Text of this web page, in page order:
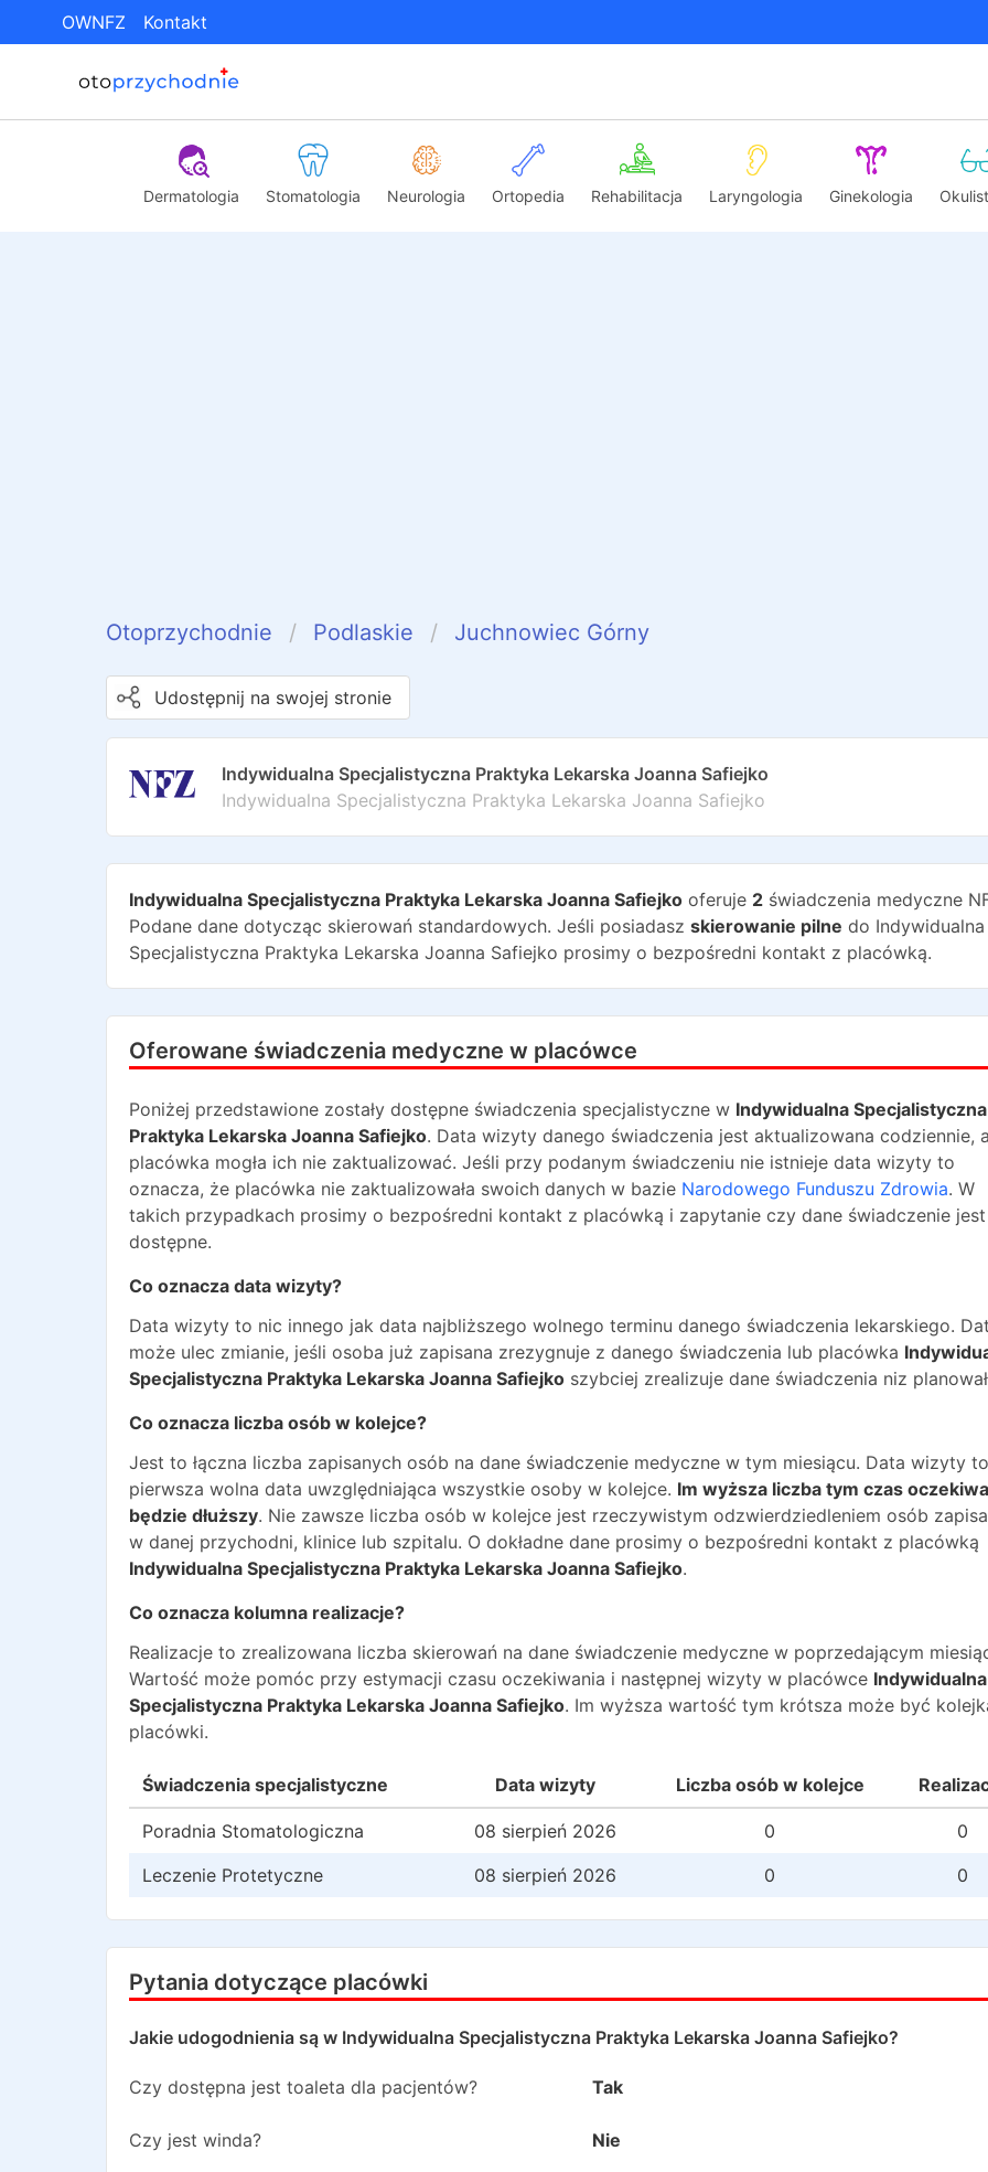
OWNFZ Kontakt
Dermatologia Stomatologia Neurologia Ortopedia Rehabilitacja Laryngologia Ginekologia
Otoprzychodnie Podlaskie Juchnowiec Górny
Udostępnij na swojej stronie
Indywidualna Specjalistyczna Praktyka Lekarska Joanna Safiejko
Indywidualna Specjalistyczna Praktyka Lekarska Joanna Safiejko
Indywidualna Specjalistyczna Praktyka Lekarska Joanna Safiejko oferuje 2 świadczenia medyczne
Podane dane dotycząc skierowań standardowych. Jeśli posiadasz skierowanie pilne do Indywidualna
Specjalistyczna Praktyka Lekarska Joanna Safiejko prosimy o bezpośredni kontakt z placówką.
Oferowane świadczenia medyczne w placówce
Poniżej przedstawione zostały dostępne świadczenia specjalistyczne w Indywidualna Specjalistyczna
Praktyka Lekarska Joanna Safiejko. Data wizyty danego świadczenia jest aktualizowana codziennie,
placówka mogła ich nie zaktualizować. Jeśli przy podanym świadczeniu nie istnieje data wizyty to
oznacza, że placówka nie zaktualizowała swoich danych w bazie Narodowego Funduszu Zdrowia. W
takich przypadkach prosimy o bezpośredni kontakt z placówką i zapytanie czy dane świadczenie jest
dostępne.
Co oznacza data wizyty?
Data wizyty to nic innego jak data najbliższego wolnego terminu danego świadczenia lekarskiego.
może ulec zmianie, jeśli osoba już zapisana zrezygnuje z danego świadczenia lub placówka
Specjalistyczna Praktyka Lekarska Joanna Safiejko szybciej zrealizuje dane świadczenia niz
Co oznacza liczba osób w kolejce?
Jest to łączna liczba zapisanych osób na dane świadczenie medyczne w tym miesiącu. Data wizyty to
pierwsza wolna data uwzględniająca wszystkie osoby w kolejce. Im wyższa liczba tym czas
będzie dłuższy. Nie zawsze liczba osób w kolejce jest rzeczywistym odzwierdziedleniem osób
w danej przychodni, klinice lub szpitalu. O dokładne dane prosimy o bezpośredni kontakt z placówką
Indywidualna Specjalistyczna Praktyka Lekarska Joanna Safiejko.
Co oznacza kolumna realizacje?
Realizacje to zrealizowana liczba skierowań na dane świadczenie medyczne w poprzedającym
Wartość może pomóc przy estymacji czasu oczekiwania i następnej wizyty w placówce Indywidualna
Specjalistyczna Praktyka Lekarska Joanna Safiejko. Im wyższa wartość tym krótsza może być
placówki.
Świadczenia specjalistyczne Data wizyty Liczba osób w kolejce
Poradnia Stomatologiczna 08 sierpień 2026 0
0
Leczenie Protetyczne
08 sierpień 2026 0 0
Pytania dotyczące placówki
Jakie udogodnienia są w Indywidualna Specjalistyczna Praktyka Lekarska Joanna Safiejko?
Czy dostępna jest toaleta dla pacjentów? Tak
Czy jest winda? Nie